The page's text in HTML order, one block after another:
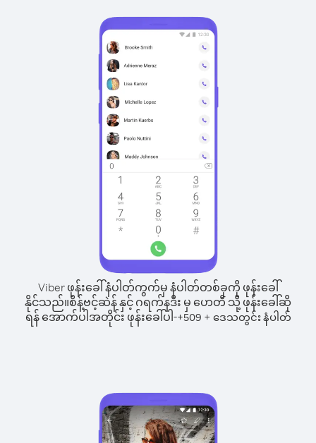
Viber ဖုန်းခေါ်နံပါတ်ကွက်မှ နံပါတ်တစ်ခုကို ဖုန်းခေါ်
နိုင်သည်။စိန့်ဗင့်ဆဲန် နှင့် ဂရက်နဒီး မှ ဟေတီ သို့ ဖုန်းခေါ်ဆို
ရန် အောက်ပါအတိုင်း ဖုန်းခေါ်ပါ-+509 + ဒေသတွင်း နံပါတ်